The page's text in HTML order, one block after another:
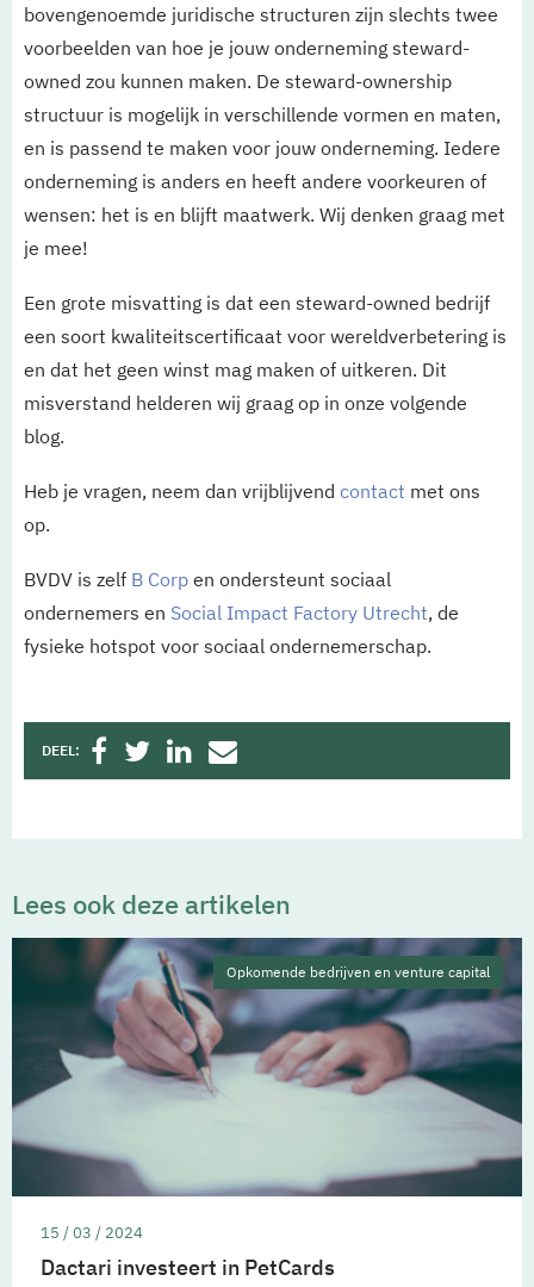
bovengenoemde juridische structuren zijn slechts twee
voorbeelden van hoe je jouw onderneming steward-
owned zou kunnen maken. De steward-ownership
structuur is mogelijk in verschillende vormen en maten,
en is passend te maken voor jouw onderneming. Iedere
onderneming is anders en heeft andere voorkeuren of
wensen: het is en blijft maatwerk. Wij denken graag met
je mee!
Een grote misvatting is dat een steward-owned bedrijf
een soort kwaliteitscertificaat voor wereldverbetering is
en dat het geen winst mag maken of uitkeren. Dit
misverstand helderen wij graag op in onze volgende
blog.
Heb je vragen, neem dan vrijblijvend contact met ons
op.
BVDV is zelf B Corp en ondersteunt sociaal
ondernemers en Social Impact Factory Utrecht, de
fysieke hotspot voor sociaal ondernemerschap.
DEEL:
Lees ook deze artikelen
Opkomende bedrijven en venture capital
15 / 03 / 2024
Dactari investeert in PetCards